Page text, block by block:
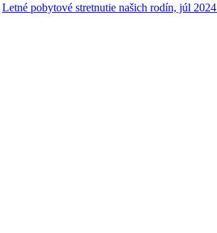
Letné pobytové stretnutie našich rodín, júl 2024